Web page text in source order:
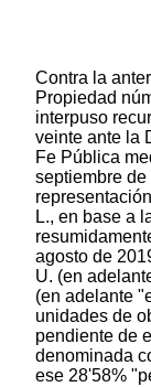
Contra la anterior nota de calificación del Registro de la Propiedad número cincuenta y cinco de los de Madrid se interpuso recurso el veintiuno de septiembre de dos mil veinte ante la Dirección General de Seguridad Jurídica y Fe Pública mediante escrito suscrito el dieciséis de septiembre de dos mil veinte por don A. M. J., en representación de Avintia Proyectos y Construcciones, S. L., en base a las siguientes alegaciones que resumidamente se exponen: «Hechos: I.–El día 28 de agosto de 2019 Avintia y la Sociedad "Glaciar Rock, S. L. U. (en adelante, "Glaciar") celebraron un contrato de obra (en adelante "el Contrato") para la ejecución de las unidades de obra que formaban parte del 28'58% pendiente de ejecución de la promoción de viviendas denominada comercialmente (...). La alusión a ese 28'58% "pendiente de ejecución" se refiere a la parte de la promoción que "Oproler" –la anterior contratista– había dejado sin terminar (el día 7 de junio de 2019) con aquél y que motivó la celebración del Contrato. II.–Tras varios meses de normal desarrollo de las obras (sin perjuicio de retrasos ajenos, adición de unidades, etc.), Avintia comenzó a tener problemas para cobrar las deudas contraídas por Glaciar, que se negó a firmar alguna certificación mensual de las obras ejecutadas durante ese período de tiempo (como, por ejemplo, la de mayo), como paso previo al pago de la cantidad correspondiente. III.–Pese a no haberse concluido las obras, el día 31 de enero de 2020, la dirección facultativa emitió, en documento privado, el certificado de fin de obra. Desconocemos el motivo por el que se expidió dicho certificado con esa fecha, cuando las obras se encontraban todavía en curso (no ajustándose, obviamente, a la realidad) y si Glaciar tenía algún interés especial en ello (por ejemplo, el de agilizar las gestiones para la obtención de otros documentos, como la licencia de primera ocupación). En todo caso, la continuidad de las obras quedó acreditada en la propia solicitud de anotación preventiva cuya denegación se recurre en el presente escrito, mediante la presentación de las certificaciones mensuales emitidas por la propia dirección facultativa correspondientes a los meses de febrero, marzo y abril; y se reitera también claramente –tanto por Glaciar como por la propia dirección facultativa– en el acta notarial de presencia mencionada en el Hecho V (que se adjuntará más adelante). De hecho, la prolongación de la ejecución de las obras durante los meses sucesivos motivó que el acta notarial de fin de obra no se